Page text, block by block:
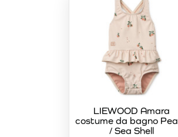
della collezione LIEWOOD, garantendo
stagione dopo stagione.
LIEWOOD Amara
costume da bagno
/ Sea Shell